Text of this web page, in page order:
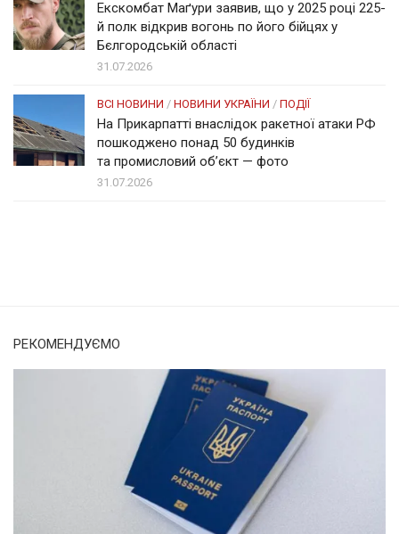
Екскомбат Маґури заявив, що у 2025 році 225-
й полк відкрив вогонь по його бійцях у
Бєлгородській області
31.07.2026
ВСІ НОВИНИ / НОВИНИ УКРАЇНИ / ПОДІЇ
На Прикарпатті внаслідок ракетної атаки РФ
пошкоджено понад 50 будинків
та промисловий об’єкт — фото
31.07.2026
РЕКОМЕНДУЄМО